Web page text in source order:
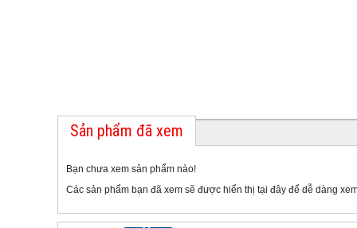
Sản phẩm đã xem
Bạn chưa xem sản phẩm nào!
Các sản phẩm bạn đã xem sẽ được hiển thị tại đây để dễ dàng